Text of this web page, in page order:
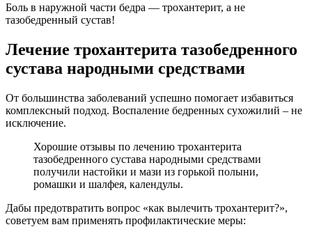
Боль в наружной части бедра — трохантерит, а не
тазобедренный сустав!
Лечение трохантерита тазобедренного
сустава народными средствами
От большинства заболеваний успешно помогает избавиться
комплексный подход. Воспаление бедренных сухожилий – не
исключение.
Хорошие отзывы по лечению трохантерита
тазобедренного сустава народными средствами
получили настойки и мази из горькой полыни,
ромашки и шалфея, календулы.
Дабы предотвратить вопрос «как вылечить трохантерит?»,
советуем вам применять профилактические меры: